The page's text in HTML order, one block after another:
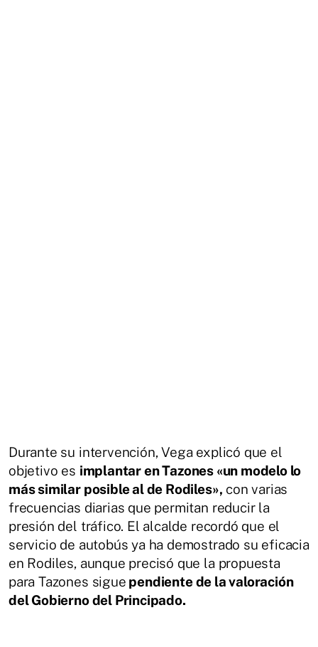
Durante su intervención, Vega explicó que el
objetivo es implantar en Tazones «un modelo lo
más similar posible al de Rodiles», con varias
frecuencias diarias que permitan reducir la
presión del tráfico. El alcalde recordó que el
servicio de autobús ya ha demostrado su eficacia
en Rodiles, aunque precisó que la propuesta
para Tazones sigue pendiente de la valoración
del Gobierno del Principado.